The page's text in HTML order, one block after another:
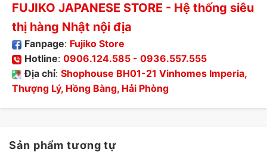
FUJIKO JAPANESE STORE - Hệ thống siêu
thị hàng Nhật nội địa
Fanpage: Fujiko Store
Hotline: 0906.124.585 - 0936.557.555
Địa chỉ: Shophouse BH01-21 Vinhomes Imperia,
Thượng Lý, Hồng Bàng, Hải Phòng
Sản phẩm tương tự